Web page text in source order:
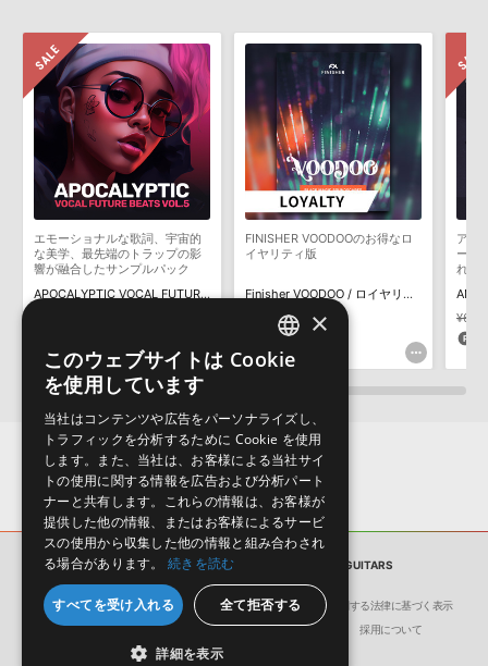
きます際には、NTFSやHFS＋でフォーマットされたHDDをご用意
いただく必要がございます。
製品の購入手続き完了後、受注確認メールとシリアルナンバーをお
知らせするメールの2通が送信されます。メールに記載されており
ます説明に沿って、製品のダウンロード／導入を行って下さい。
サンプルパック製品には、原則として日本語版操作マニュアルをご
用意しておりません。ご購入後のご不明点や詳細に関するお問い合
テクニカルサポート
までご連絡ください。
デモソングは、製品収録サウンドを使ってできることを紹介するた
めのデモンストレーション用の楽曲です。原則として、デモソング
そのものをお使いいただくことはできません。また、デモソングを
構成する全てのサウンドが、サンプルパックに含まれていることを
ダウンロード製品という性質上、一切の返品・返金はお受け付け致
しかねます。
エモーショナルな歌詞、宇宙的
な美学、最先端のトラップの影
響が融合したサンプルパック
APOCALYPTIC VOCAL FUTURE BEATS VOL. 5
FINISHER VOODOOのお得なロ
イヤリティ版
Finisher VOODOO / ロイヤリティ
¥6,930
69pt
アト
ーな
れた
サンプルパック ULTRA DEEP HOUSE GUITARS
会社概要 環境保護（CSR）への取り組み
特定商取引に関する法律に基づく表示
サイト動作環境
利用規約 個人情報の保護について 採用について
ENGLISH
×
このウェブサイトは Cookie
を使用しています
当社はコンテンツや広告をパーソナライズし、
トラフィックを分析するために Cookie を使用
します。また、当社は、お客様による当社サイ
トの使用に関する情報を広告および分析パート
ナーと共有します。これらの情報は、お客様が
提供した他の情報、またはお客様によるサービ
スの使用から収集した他の情報と組み合わされ
る場合があります。
続きを読む
すべてを受け入れる 全て拒否する
詳細を表示